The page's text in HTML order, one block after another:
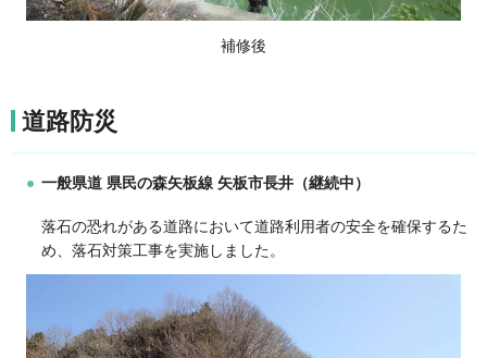
補修後
道路防災
一般県道 県民の森矢板線 矢板市長井（継続中）
落石の恐れがある道路において道路利用者の安全を確保するた
め、落石対策工事を実施しました。